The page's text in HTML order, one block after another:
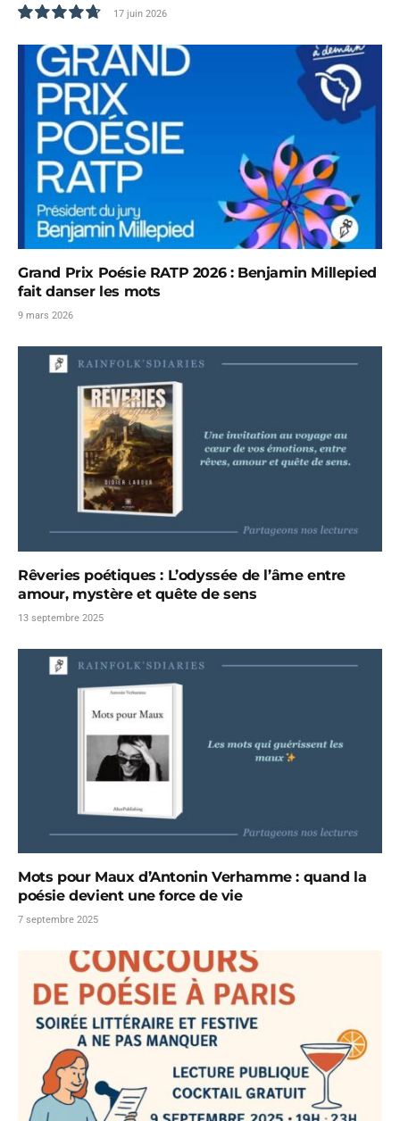
9.5
17 juin 2026
Grand Prix Poésie RATP 2026 : Benjamin Millepied
fait danser les mots
9 mars 2026
Rêveries poétiques : L’odyssée de l’âme entre
amour, mystère et quête de sens
13 septembre 2025
Mots pour Maux d’Antonin Verhamme : quand la
poésie devient une force de vie
7 septembre 2025